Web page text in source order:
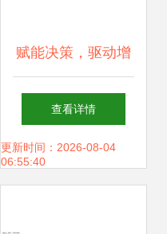
赋能决策，驱动增
长 商业智能软件与
人工智能应用的深
查看详情
更新时间：2026-08-04
06:55:40